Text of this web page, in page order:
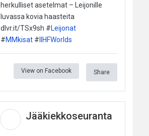
herkulliset asetelmat – Leijonille
luvassa kovia haasteita
dlvr.it/TSx9sh #Leijonat
#MMkisat#IIHFWorlds
View on Facebook Share
Jääkiekkoseuranta